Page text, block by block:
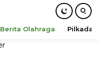
Berita Olahraga Pilkada